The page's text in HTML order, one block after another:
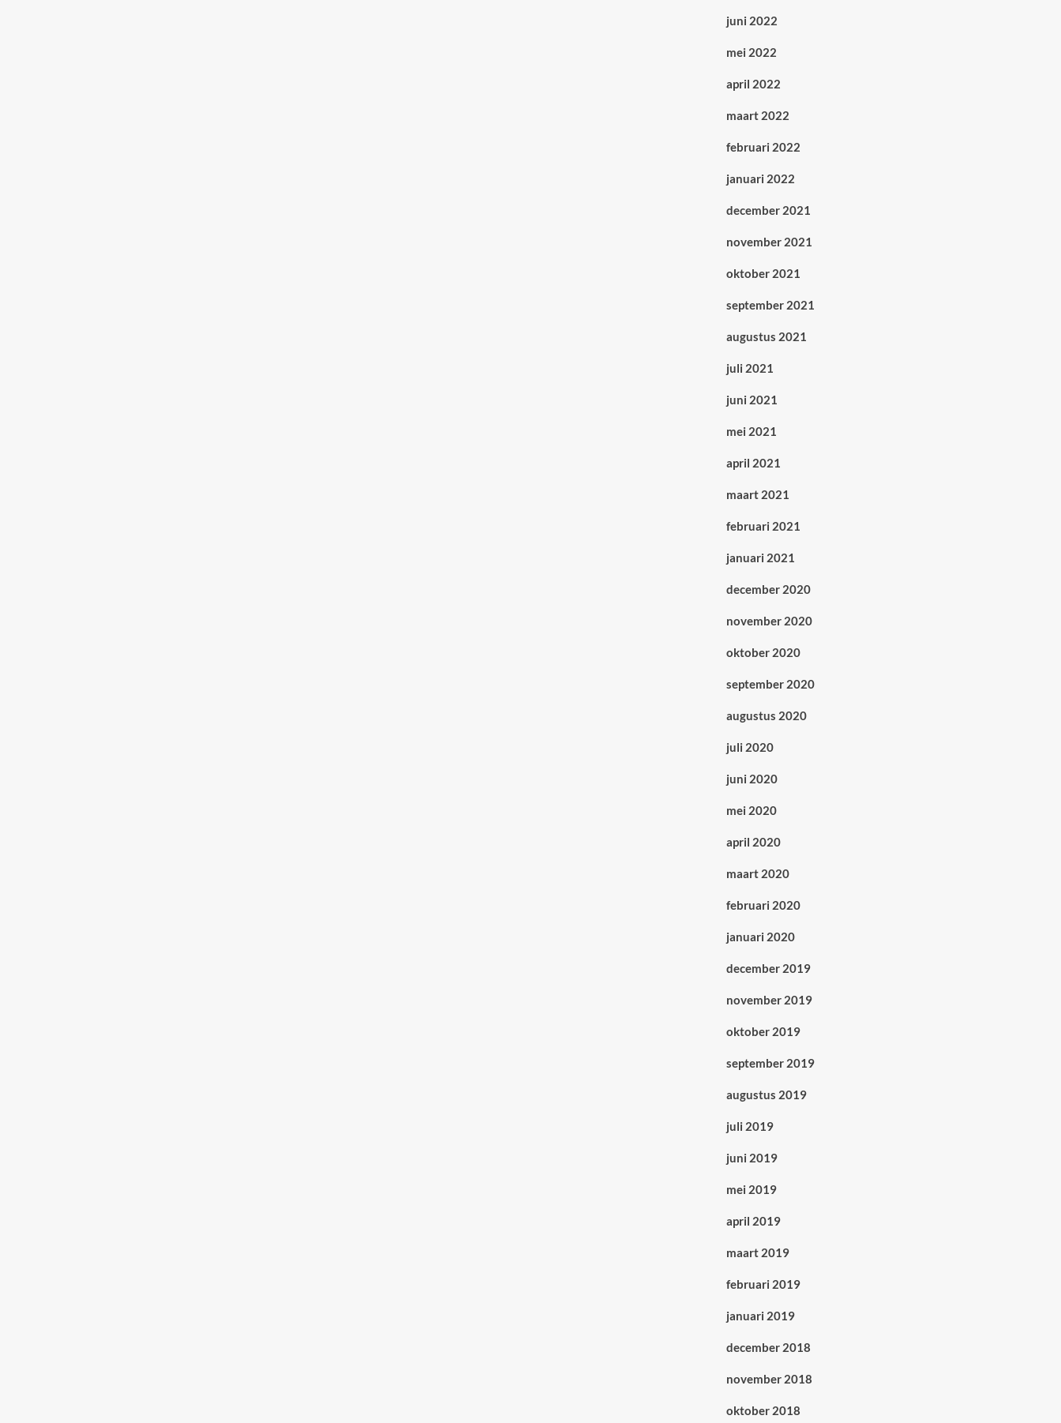
juni 2022
mei 2022
april 2022
maart 2022
februari 2022
januari 2022
december 2021
november 2021
oktober 2021
september 2021
augustus 2021
juli 2021
juni 2021
mei 2021
april 2021
maart 2021
februari 2021
januari 2021
december 2020
november 2020
oktober 2020
september 2020
augustus 2020
juli 2020
juni 2020
mei 2020
april 2020
maart 2020
februari 2020
januari 2020
december 2019
november 2019
oktober 2019
september 2019
augustus 2019
juli 2019
juni 2019
mei 2019
april 2019
maart 2019
februari 2019
januari 2019
december 2018
november 2018
oktober 2018